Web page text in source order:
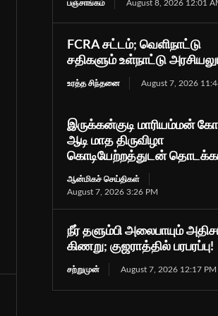
பஞ்சாங்கம் August 8, 2026 12:01
FCRA சட்டம்; வெளிநாட்டு
சதிகளும் உள்நாட்டு
உரத்த சிந்தனை August 7, 2026
இருக்கன்குடி மாரியம்மன்
ஆடி மாத திருவிழா
கொடியேற்றத்துடன்
ஆன்மிகச் செய்திகள்
August 7, 2026 3:26 PM
நீர் தளும்பி அலைபாயும்
கிணறு; குஜராத்தில் பரபரப்பு!
சற்றுமுன் August 7, 2026 12:17 PM